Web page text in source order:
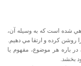
شده است كه به وسيله آن،
روشن كرده و ارتقا مي دهيم.
باره هر موضوع، مفهوم یا
بخشد.